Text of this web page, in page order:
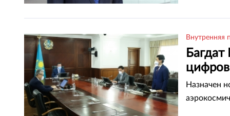
Внутренняя
Назначен